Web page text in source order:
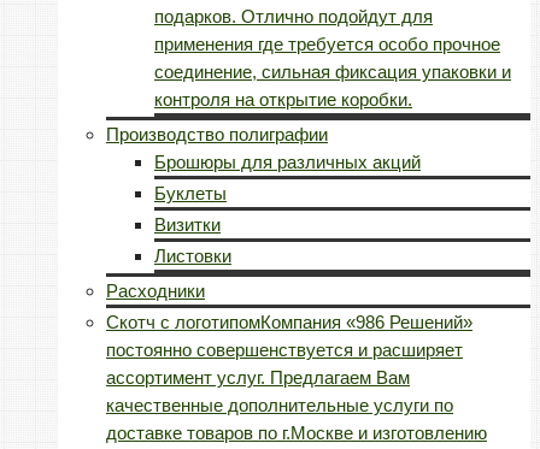
подарков. Отлично подойдут для
применения где требуется особо прочное
соединение, сильная фиксация упаковки и
контроля на открытие коробки.
Производство полиграфии
Брошюры для различных акций
Буклеты
Визитки
Листовки
Расходники
Скотч с логотипомКомпания «986 Решений»
постоянно совершенствуется и расширяет
ассортимент услуг. Предлагаем Вам
качественные дополнительные услуги по
доставке товаров по г.Москве и изготовлению